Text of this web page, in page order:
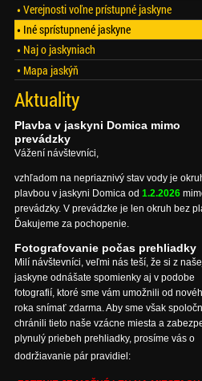
Verejnosti voľne prístupné jaskyne
Iné sprístupnené jaskyne
Naj o jaskyniach
Mapa jaskýň
Aktuality
Plavba v jaskyni Domica mimo
prevádzky
Vážení návštevníci,
vzhľadom na nepriaznivý stav vody je
plavbou v jaskyni Domica od 1.2.2026
prevádzky. V prevádzke je len okruh bez
Ďakujeme za pochopenie.
Fotografovanie počas prehliadky
Milí návštevníci, veľmi nás teší, že si z
jaskyne odnášate spomienky aj v podobe
fotografií, ktoré sme vám umožnili od
roka snímať zdarma. Aby sme však
chránili tieto naše vzácne miesta a
plynulý priebeh prehliadky, prosíme vás o
dodržiavanie pár pravidiel: